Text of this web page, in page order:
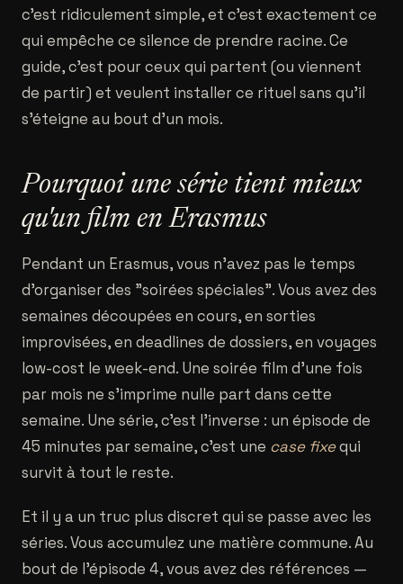
c'est ridiculement simple, et c'est exactement ce
qui empêche ce silence de prendre racine. Ce
guide, c'est pour ceux qui partent (ou viennent
de partir) et veulent installer ce rituel sans qu'il
s'éteigne au bout d'un mois.
Pourquoi une série tient mieux
qu'un film en Erasmus
Pendant un Erasmus, vous n'avez pas le temps
d'organiser des "soirées spéciales". Vous avez des
semaines découpées en cours, en sorties
improvisées, en deadlines de dossiers, en voyages
low-cost le week-end. Une soirée film d'une fois
par mois ne s'imprime nulle part dans cette
semaine. Une série, c'est l'inverse : un épisode de
45 minutes par semaine, c'est une case fixequi
survit à tout le reste.
Et il y a un truc plus discret qui se passe avec les
séries. Vous accumulez une matière commune. Au
bout de l'épisode 4, vous avez des références —